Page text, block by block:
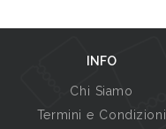
INFO
Chi Siamo
Termini e Condizioni